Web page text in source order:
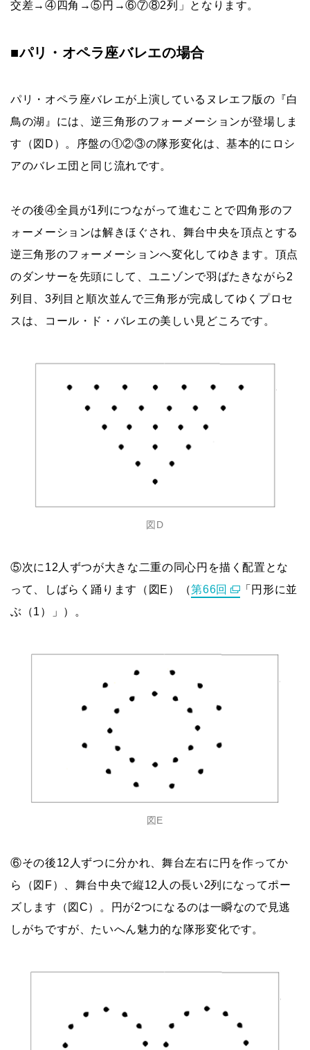
交差→④四角→⑤円→⑥⑦⑧2列」となります。
■パリ・オペラ座バレエの場合
パリ・オペラ座バレエが上演しているヌレエフ版の『白
鳥の湖』には、逆三角形のフォーメーションが登場しま
す（図D）。序盤の①②③の隊形変化は、基本的にロシ
アのバレエ団と同じ流れです。
その後④全員が1列につながって進むことで四角形のフ
ォーメーションは解きほぐされ、舞台中央を頂点とする
逆三角形のフォーメーションへ変化してゆきます。頂点
のダンサーを先頭にして、ユニゾンで羽ばたきながら2
列目、3列目と順次並んで三角形が完成してゆくプロセ
スは、コール・ド・バレエの美しい見どころです。
図D
⑤次に12人ずつが大きな二重の同心円を描く配置とな
って、しばらく踊ります（図E）（第66回
「円形に並
ぶ（1）」）。
図E
⑥その後12人ずつに分かれ、舞台左右に円を作ってか
ら（図F）、舞台中央で縦12人の長い2列になってポー
ズします（図C）。円が2つになるのは一瞬なので見逃
しがちですが、たいへん魅力的な隊形変化です。